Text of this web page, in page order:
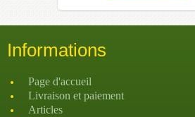
Informations
Page d'accueil
Livraison et paiement
Articles